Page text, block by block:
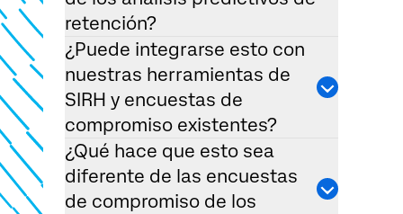
retención?
¿Puede integrarse esto con
nuestras herramientas de
SIRH y encuestas de
compromiso existentes?
¿Qué hace que esto sea
diferente de las encuestas
de compromiso de los